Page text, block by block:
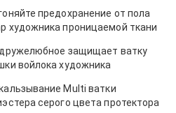
предохранение от пола
художника проницаемой ткани
защищает ватку
войлока художника
Multi ватки
серого цвета протектора